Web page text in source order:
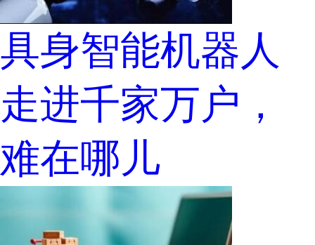
具身智能机器人
走进千家万户，
难在哪儿